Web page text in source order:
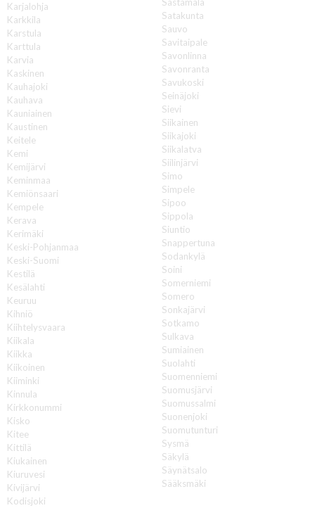
Karjalohja
Karkkila
Karstula
Karttula
Karvia
Kaskinen
Kauhajoki
Kauhava
Kauniainen
Kaustinen
Keitele
Kemi
Kemijärvi
Keminmaa
Kemiönsaari
Kempele
Kerava
Kerimäki
Keski-Pohjanmaa
Keski-Suomi
Kestilä
Kesälahti
Keuruu
Kihniö
Kiihtelysvaara
Kiikala
Kiikka
Kiikoinen
Kiiminki
Kinnula
Kirkkonummi
Kisko
Kitee
Kittilä
Kiukainen
Kiuruvesi
Kivijärvi
Kodisjoki
Sastamala
Satakunta
Sauvo
Savitaipale
Savonlinna
Savonranta
Savukoski
Seinäjoki
Sievi
Siikainen
Siikajoki
Siikalatva
Siilinjärvi
Simo
Simpele
Sipoo
Sippola
Siuntio
Snappertuna
Sodankylä
Soini
Somerniemi
Somero
Sonkajärvi
Sotkamo
Sulkava
Sumiainen
Suolahti
Suomenniemi
Suomusjärvi
Suomussalmi
Suonenjoki
Suomutunturi
Sysmä
Säkylä
Säynätsalo
Sääksmäki